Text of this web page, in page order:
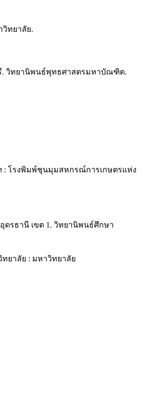
ทยาลัย.
รี. วิทยานิพนธ์พุทธศาสตรมหาบัณฑิต.
: โรงพิมพ์ชุนมุมสหกรณ์การเกษตรแห่ง
รธานี เขต 1. วิทยานิพนธ์ศึกษา
ยาลัย : มหาวิทยาลัย